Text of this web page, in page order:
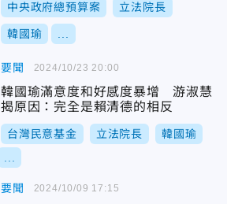
中央政府總預算案 立法院長
韓國瑜
要聞
韓國瑜滿意度和好感度暴增 游淑慧
揭原因：完全是賴清德的相反
台灣民意基金 立法院長 韓國瑜
2024/10/23 20:00
要聞 2024/10/09 17:15